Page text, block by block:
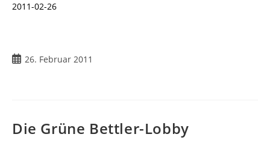
2011-02-26
Beitrag
26. Februar 2011
Die Grüne Bettler-Lobby